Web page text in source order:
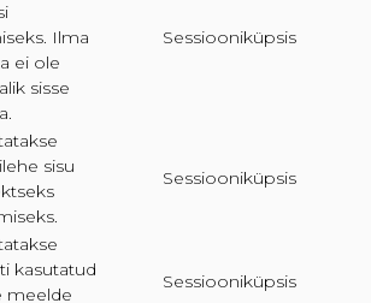
Ilma
ei ole
sisse
Sessiooniküpsis
sisu
Sessiooniküpsis
kasutatud
meelde
Sessiooniküpsis